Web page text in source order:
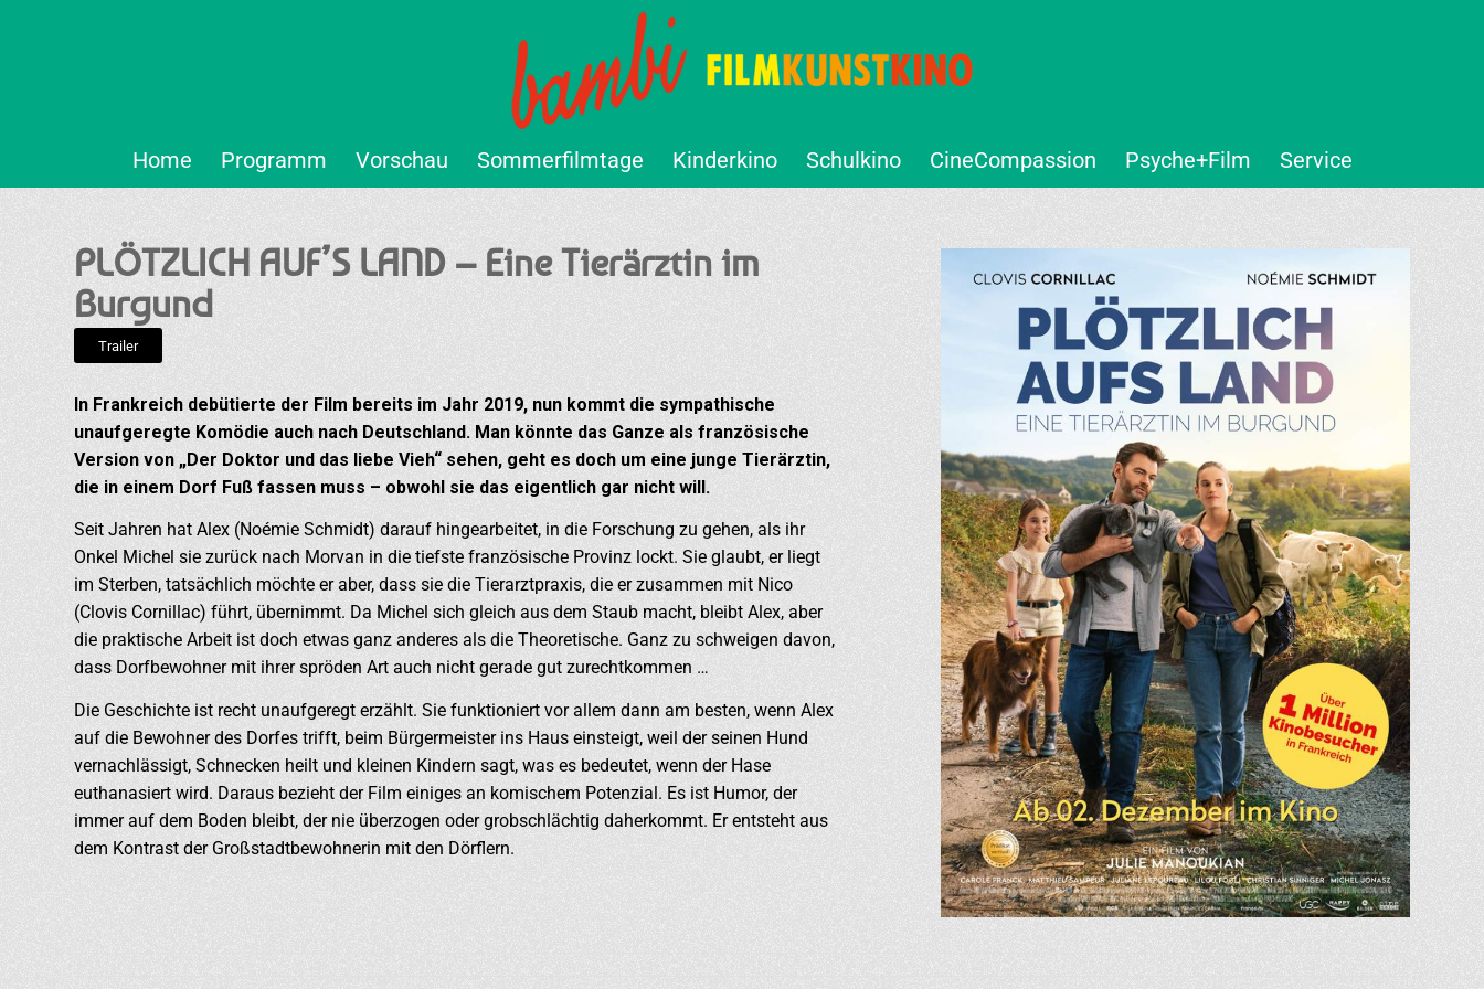
Home Programm Vorschau Sommerfilmtage Kinderkino Schulkino CineCompassion Psyche+Film Service
PLÖTZLICH AUF’S LAND – Eine Tierärztin im
Burgund
Trailer
In Frankreich debütierte der Film bereits im Jahr 2019, nun kommt die sympathische
unaufgeregte Komödie auch nach Deutschland. Man könnte das Ganze als französische
Version von „Der Doktor und das liebe Vieh“ sehen, geht es doch um eine junge Tierärztin,
die in einem Dorf Fuß fassen muss – obwohl sie das eigentlich gar nicht will.
Seit Jahren hat Alex (Noémie Schmidt) darauf hingearbeitet, in die Forschung zu gehen, als ihr
Onkel Michel sie zurück nach Morvan in die tiefste französische Provinz lockt. Sie glaubt, er liegt
im Sterben, tatsächlich möchte er aber, dass sie die Tierarztpraxis, die er zusammen mit Nico
(Clovis Cornillac) führt, übernimmt. Da Michel sich gleich aus dem Staub macht, bleibt Alex, aber
die praktische Arbeit ist doch etwas ganz anderes als die Theoretische. Ganz zu schweigen davon,
dass Dorfbewohner mit ihrer spröden Art auch nicht gerade gut zurechtkommen …
Die Geschichte ist recht unaufgeregt erzählt. Sie funktioniert vor allem dann am besten, wenn Alex
auf die Bewohner des Dorfes trifft, beim Bürgermeister ins Haus einsteigt, weil der seinen Hund
vernachlässigt, Schnecken heilt und kleinen Kindern sagt, was es bedeutet, wenn der Hase
euthanasiert wird. Daraus bezieht der Film einiges an komischem Potenzial. Es ist Humor, der
immer auf dem Boden bleibt, der nie überzogen oder grobschlächtig daherkommt. Er entsteht aus
dem Kontrast der Großstadtbewohnerin mit den Dörflern.